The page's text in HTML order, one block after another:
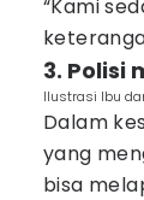
“Kami
3. Polisi
Ilustrasi Ibu
Dalam
yang
bisa